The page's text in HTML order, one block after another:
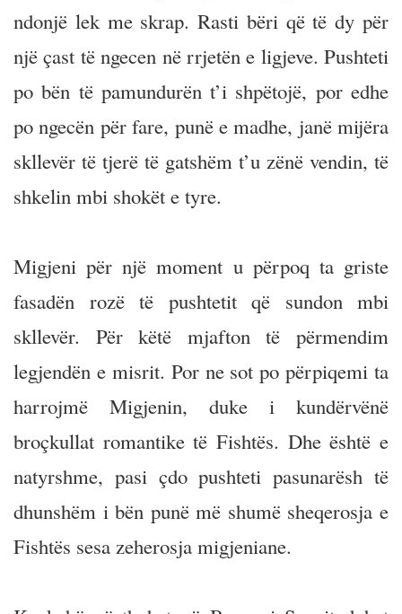
ndonjë lek me skrap. Rasti bëri që të dy për
një çast të ngecen në rrjetën e ligjeve. Pushteti
po bën të pamundurën t’i shpëtojë, por edhe
po ngecën për fare, punë e madhe, janë mijëra
skllevër të tjerë të gatshëm t’u zënë vendin, të
shkelin mbi shokët e tyre.
Migjeni për një moment u përpoq ta griste
fasadën rozë të pushtetit që sundon mbi
skllevër. Për këtë mjafton të përmendim
legjendën e misrit. Por ne sot po përpiqemi ta
harrojmë Migjenin, duke i kundërvënë
broçkullat romantike të Fishtës. Dhe është e
natyrshme, pasi çdo pushteti pasunarësh të
dhunshëm i bën punë më shumë sheqerosja e
Fishtës sesa zeherosja migjeniane.